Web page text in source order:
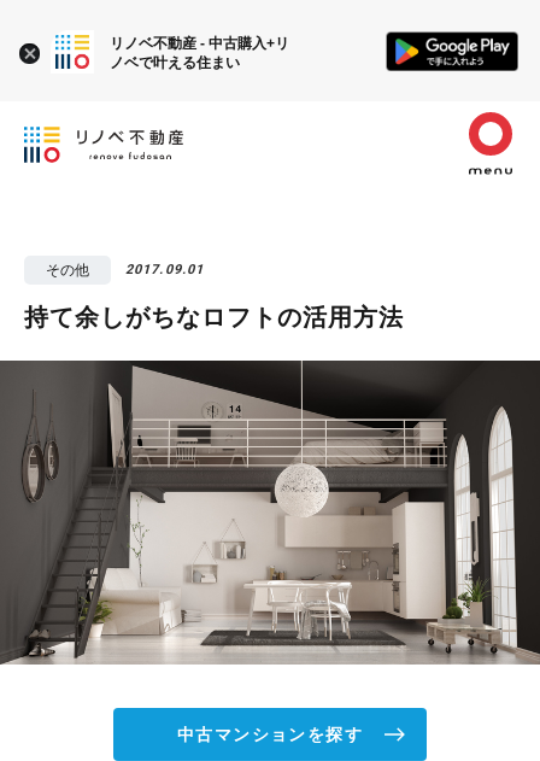
その他 2017.09.01
持て余しがちなロフトの活用方法
中古マンションを探す
リノベ不動産 - 中古購入+リ
ノベで叶える住まい